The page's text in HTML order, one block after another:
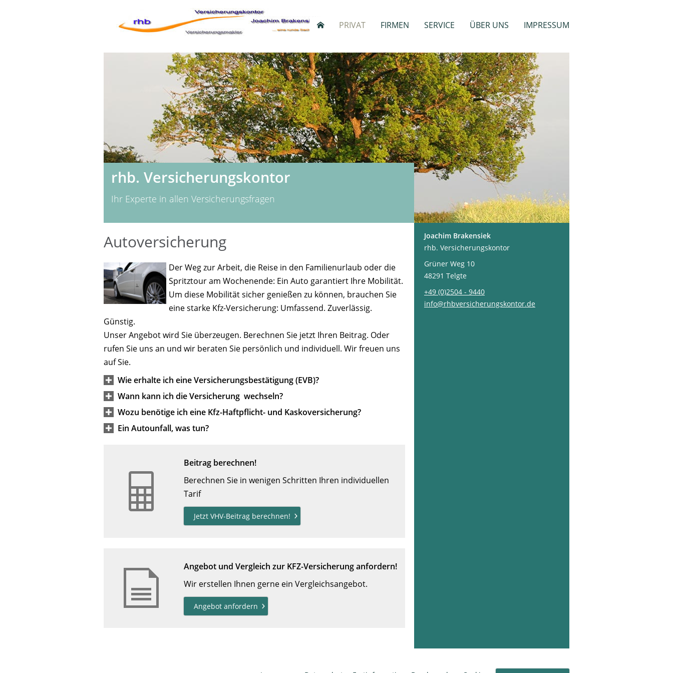
PRIVAT FIRMEN SERVICE ÜBER UNS IMPRESSUM
rhb. Versicherungskontor
Ihr Experte in allen Versicherungsfragen
Joachim Brakensiek
rhb. Versicherungskontor
Grüner Weg 10
48291 Telgte
+49 (0)2504 - 9440
info@rhbversicherungskontor.de
Autoversicherung
Der Weg zur Arbeit, die Reise in den Familienurlaub oder die
Spritztour am Wochenende: Ein Auto garantiert Ihre Mobilität.
Um diese Mobilität sicher genießen zu können, brauchen Sie
eine starke Kfz-Versicherung: Umfassend. Zuverlässig.
Günstig.
Unser Angebot wird Sie überzeugen. Berechnen Sie jetzt Ihren Beitrag. Oder
rufen Sie uns an und wir beraten Sie persönlich und individuell. Wir freuen uns
auf Sie.
Wie erhalte ich eine Versicherungsbestätigung (EVB)?
Wann kann ich die Versicherung wechseln?
Wozu benötige ich eine Kfz-Haftpflicht- und Kaskoversicherung?
Ein Autounfall, was tun?
Beitrag berechnen!
Berechnen Sie in wenigen Schritten Ihren individuellen
Tarif
Jetzt VHV-Beitrag berechnen!
Angebot und Vergleich zur KFZ-Versicherung anfordern!
Wir erstellen Ihnen gerne ein Vergleichsangebot.
Angebot anfordern